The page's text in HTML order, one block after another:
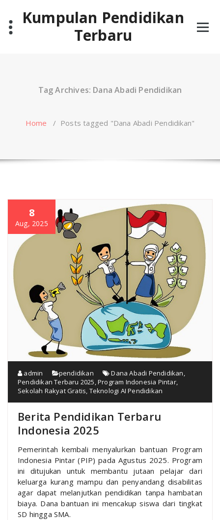
contentKumpulan Pendidikan
Terbaru
Tag Archives: Dana Abadi Pendidikan
Home / Posts tagged "Dana Abadi Pendidikan"
8
Aug, 2025
admin pendidikan Dana Abadi Pendidikan,
Pendidikan Terbaru 2025,Program Indonesia Pintar,
Sekolah Rakyat Gratis, Teknologi AI Pendidikan
Berita Pendidikan Terbaru
Indonesia 2025
Pemerintah kembali menyalurkan bantuan Program
Indonesia Pintar (PIP) pada Agustus 2025. Program
ini ditujukan untuk membantu jutaan pelajar dari
keluarga kurang mampu dan penyandang disabilitas
agar dapat melanjutkan pendidikan tanpa hambatan
biaya. Dana bantuan ini mencakup siswa dari tingkat
SD hingga SMA.